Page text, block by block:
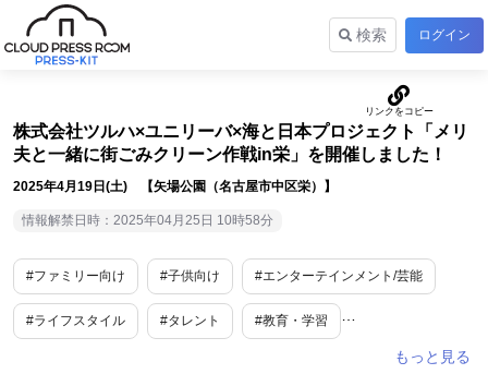
検索 ログイン
株式会社ツルハ×ユニリーバ×海と日本プロジェクト「メリ
夫と一緒に街ごみクリーン作戦in栄」を開催しました！
2025年4月19日(土) 【矢場公園（名古屋市中区栄）】
情報解禁日時：2025年04月25日 10時58分
#ファミリー向け #子供向け #エンターテインメント/芸能
#ライフスタイル #タレント #教育・学習
#中部地方